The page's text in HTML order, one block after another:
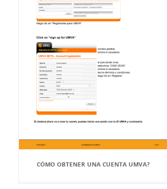
CÓMO OBTENER UNA CUENTA UMVA?